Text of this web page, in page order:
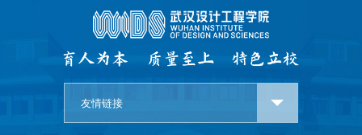
友情链接